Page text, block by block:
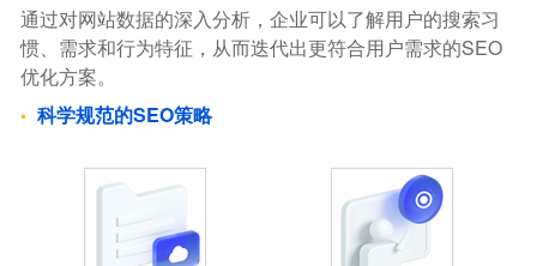
通过对网站数据的深入分析，企业可以了解用户的搜索习
惯、需求和行为特征，从而迭代出更符合用户需求的SEO
优化方案。
科学规范的SEO策略